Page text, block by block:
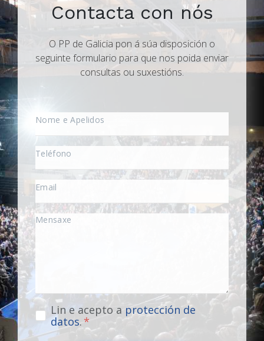
Contacta con nós
O PP de Galicia pon á súa disposición o
seguinte formulario para que nos poida enviar
consultas ou suxestións.
Lin e acepto a protección de
datos.